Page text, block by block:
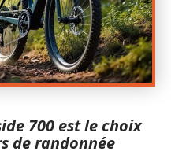
700 est le choix
de randonnée